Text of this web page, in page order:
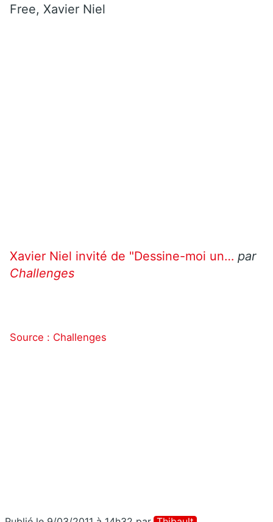
Free, Xavier Niel
Xavier Niel invité de "Dessine-moi un… par
Challenges
Source : Challenges